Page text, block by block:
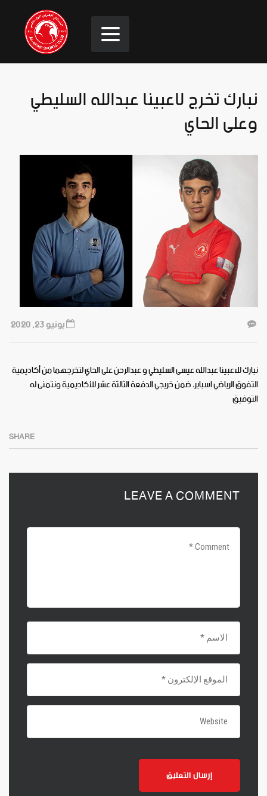
نبارك تخرج لاعبينا عبدالله السليطي
وعلى الحاي
يونيو 23, 2020
نبارك للاعبينا عبدالله عيسى السليطي و عبدالرحن على الحاي لتخرجهما من أكاديمية
التفوق الرياضي اسباير، ضمن خريجي الدفعة الثالثة عشر للأكاديمية ونتمنى له
التوفيق
SHARE
LEAVE A COMMENT